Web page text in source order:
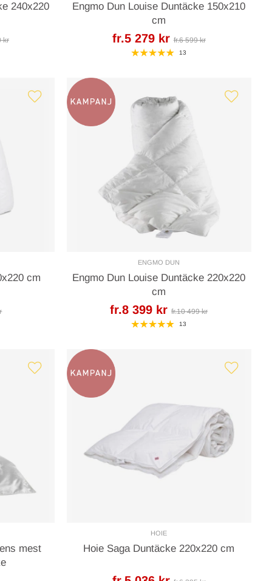
240x220
kr
Engmo Dun Louise Duntäcke 150x210
cm
fr.5 279 kr fr.6 599 kr
13
cm
ENGMO DUN
Engmo Dun Louise Duntäcke 220x220
cm
fr.8 399 kr fr.10 499 kr
13
mest
HOIE
Hoie Saga Duntäcke 220x220 cm